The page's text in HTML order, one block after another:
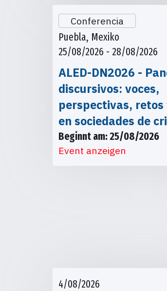
Conferencia
Puebla, Mexiko
25/08/2026 - 28/08/2026
ALED-DN2026 -
discursivos: voces,
perspectivas, retos
en sociedades de
Beginnt am: 25/08/2026
Event anzeigen
4/08/2026